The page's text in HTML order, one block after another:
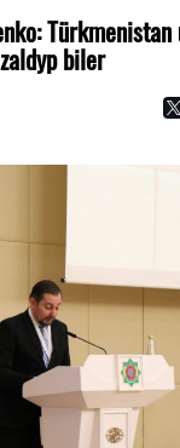
Türkmenistan
biler